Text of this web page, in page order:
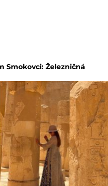
Smokovci: Železničná